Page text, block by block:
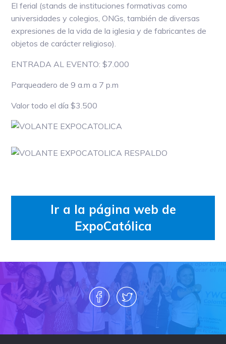
El ferial (stands de instituciones formativas como
universidades y colegios, ONGs, también de diversas
expresiones de la vida de la iglesia y de fabricantes de
objetos de carácter religioso).
ENTRADA AL EVENTO: $7.000
Parqueadero de 9 a.m a 7 p.m
Valor todo el día $3.500
Ir a la página web de
ExpoCatólica